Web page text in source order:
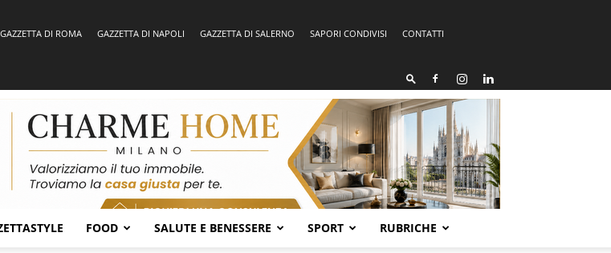
GAZZETTA DI ROMA GAZZETTA DI NAPOLI GAZZETTA DI SALERNO SAPORI CONDIVISI
CONTATTI
FOOD SALUTE E BENESSERE SPORT RUBRICHE